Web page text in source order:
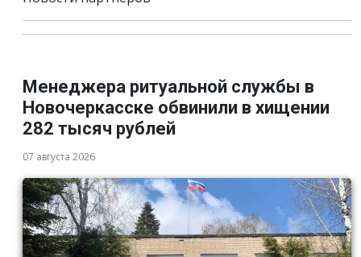
Менеджера ритуальной службы в
Новочеркасске обвинили в хищении
282 тысяч рублей
07 августа 2026